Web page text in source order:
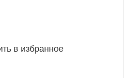
в избранное